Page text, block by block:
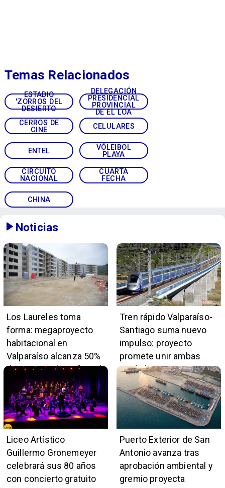
ESTADIO
'ZORROS DEL
DESIERTO
DELEGACIÓN
PRESIDENCIAL
PROVINCIAL
DE EL LOA
CERROS DE
CINE
CELULARES
ENTEL
VÓLEIBOL
PLAYA
CIRCUITO
NACIONAL
CUARTA
FECHA
CHINA
Temas Relacionados
Noticias
Los Laureles toma
forma: megaproyecto
habitacional en
Valparaíso alcanza 50%
de avance y beneficiará
a 396 familias
Tren rápido Valparaíso-
Santiago suma nuevo
impulso: proyecto
promete unir ambas
ciudades en 45 minutos
Liceo Artístico
Guillermo Gronemeyer
celebrará sus 80 años
con concierto gratuito
Puerto Exterior de San
Antonio avanza tras
aprobación ambiental y
gremio proyecta